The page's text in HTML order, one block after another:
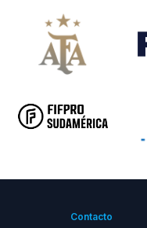
Contacto